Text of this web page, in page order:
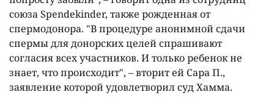
союза Spendekinder, также рожденная от
спермодонора. "В процедуре анонимной сдачи
спермы для донорских целей спрашивают
согласия всех участников. И только ребенок не
знает, что происходит", – вторит ей Сара П.,
заявление которой удовлетворил суд Хамма.